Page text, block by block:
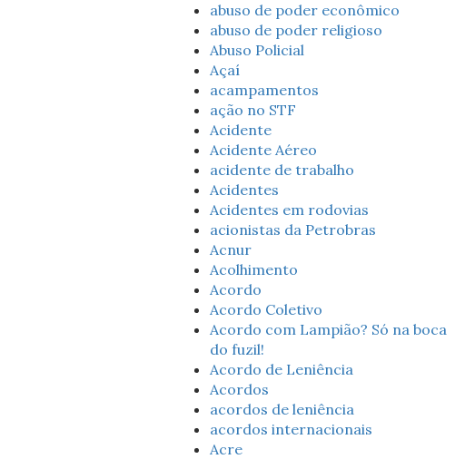
abuso de poder econômico
abuso de poder religioso
Abuso Policial
Açaí
acampamentos
ação no STF
Acidente
Acidente Aéreo
acidente de trabalho
Acidentes
Acidentes em rodovias
acionistas da Petrobras
Acnur
Acolhimento
Acordo
Acordo Coletivo
Acordo com Lampião? Só na boca
do fuzil!
Acordo de Leniência
Acordos
acordos de leniência
acordos internacionais
Acre